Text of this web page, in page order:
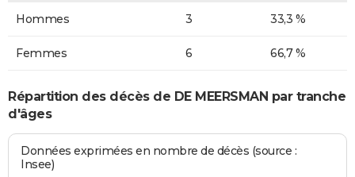
Hommes 3 33,3 %
Femmes 6 66,7 %
Répartition des décès de DE MEERSMAN par tranche
d'âges
Données exprimées en nombre de décès (source :
Insee)